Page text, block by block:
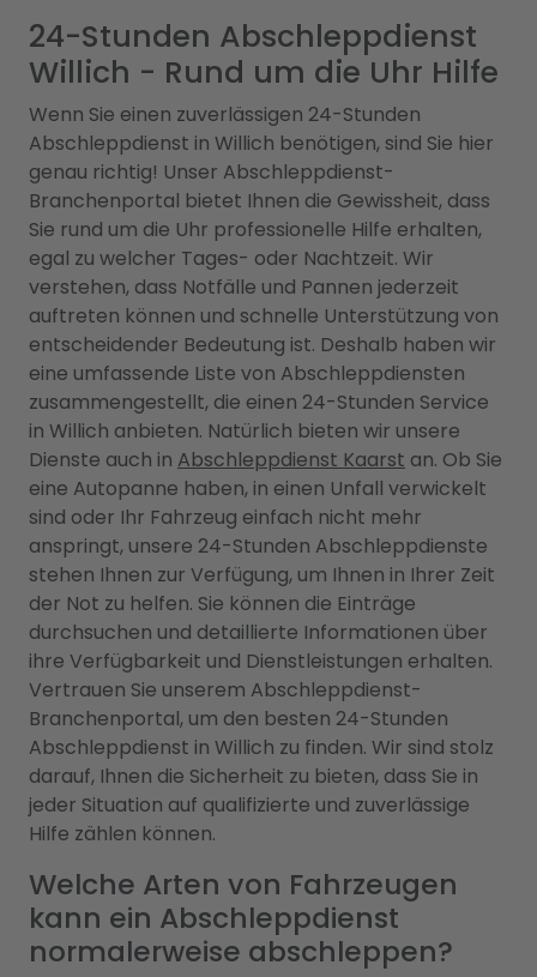
24-Stunden Abschleppdienst
Willich - Rund um die Uhr Hilfe
Wenn Sie einen zuverlässigen 24-Stunden
Abschleppdienst in Willich benötigen, sind Sie hier
genau richtig! Unser Abschleppdienst-
Branchenportal bietet Ihnen die Gewissheit, dass
Sie rund um die Uhr professionelle Hilfe erhalten,
egal zu welcher Tages- oder Nachtzeit. Wir
verstehen, dass Notfälle und Pannen jederzeit
auftreten können und schnelle Unterstützung von
entscheidender Bedeutung ist. Deshalb haben wir
eine umfassende Liste von Abschleppdiensten
zusammengestellt, die einen 24-Stunden Service
in Willich anbieten. Natürlich bieten wir unsere
Dienste auch in Abschleppdienst Kaarst an. Ob Sie
eine Autopanne haben, in einen Unfall verwickelt
sind oder Ihr Fahrzeug einfach nicht mehr
anspringt, unsere 24-Stunden Abschleppdienste
stehen Ihnen zur Verfügung, um Ihnen in Ihrer Zeit
der Not zu helfen. Sie können die Einträge
durchsuchen und detaillierte Informationen über
ihre Verfügbarkeit und Dienstleistungen erhalten.
Vertrauen Sie unserem Abschleppdienst-
Branchenportal, um den besten 24-Stunden
Abschleppdienst in Willich zu finden. Wir sind stolz
darauf, Ihnen die Sicherheit zu bieten, dass Sie in
jeder Situation auf qualifizierte und zuverlässige
Hilfe zählen können.
Welche Arten von Fahrzeugen
kann ein Abschleppdienst
normalerweise abschleppen?